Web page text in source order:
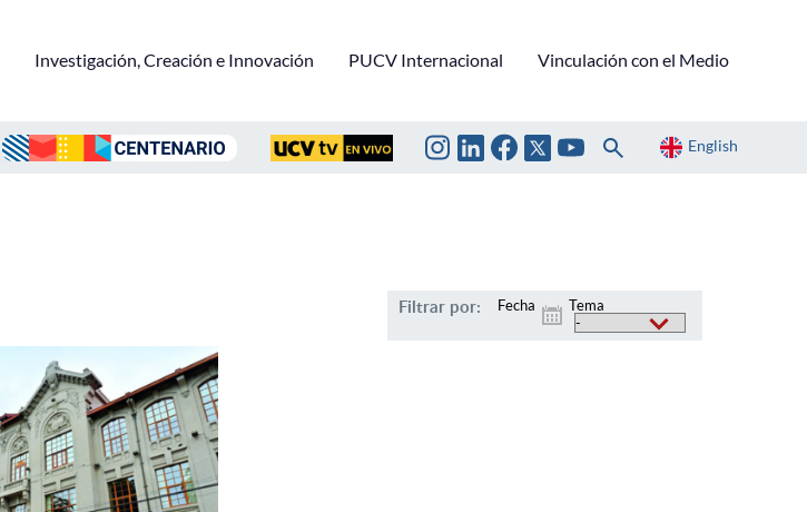
Investigación, Creación e Innovación PUCV Internacional Vinculación con el Medio
English
Filtrar por: Fecha Tema